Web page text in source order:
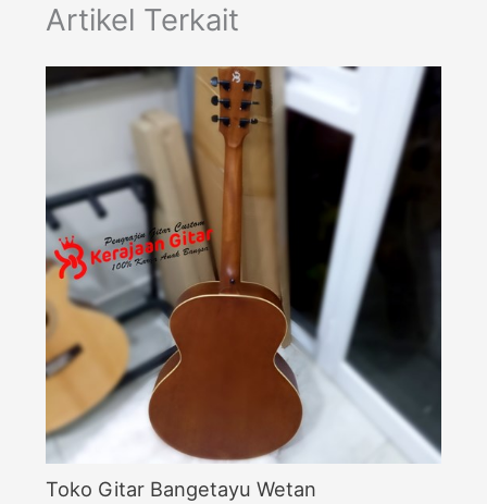
Artikel Terkait
Toko Gitar Bangetayu Wetan